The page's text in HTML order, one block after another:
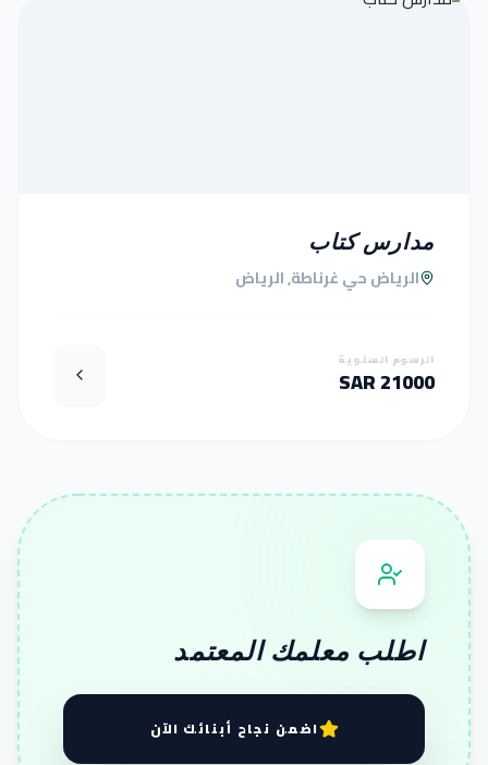
مدارس كتاب
الرياض حي غرناطة, الرياض
الرسوم السنوية
21000 SAR
اطلب معلمك المعتمد
اضمن نجاح أبنائك الآن